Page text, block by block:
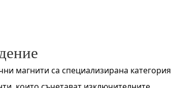
магнити са специализирана категория